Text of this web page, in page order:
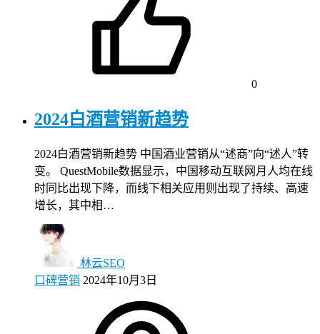
0
2024白酒营销新趋势
2024白酒营销新趋势 中国酒业营销从“述商”向“述人”转
变。 QuestMobile数据显示，中国移动互联网月人均在线
时同比出现下降，而线下相关应用则出现了持续、高速
增长，其中相…
林云SEO
口碑营销 2024年10月3日